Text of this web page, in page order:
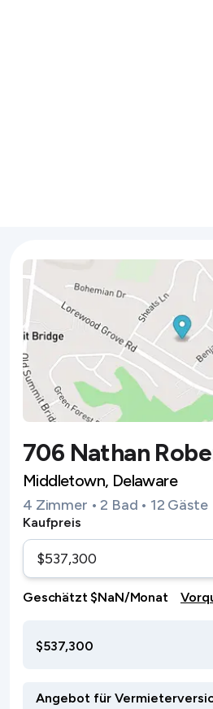
706 Nathan
Middletown, Delaware
4 Zimmer • 2 Bad • 12 Gäste
Kaufpreis
Geschätzt $NaN/Monat
$537,300